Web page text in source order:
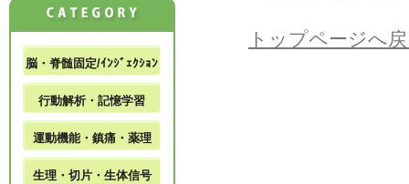
トップページへ
脳・脊髄固定/ｲﾝｼﾞｪｸｼｮﾝ
行動解析・記憶学習
運動機能・鎮痛・薬理
生理・切片・生体信号